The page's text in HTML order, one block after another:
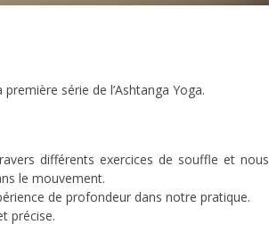
série de l’Ashtanga Yoga.
différents exercices de souffle et nous
le mouvement.
de profondeur dans notre pratique.
précise.